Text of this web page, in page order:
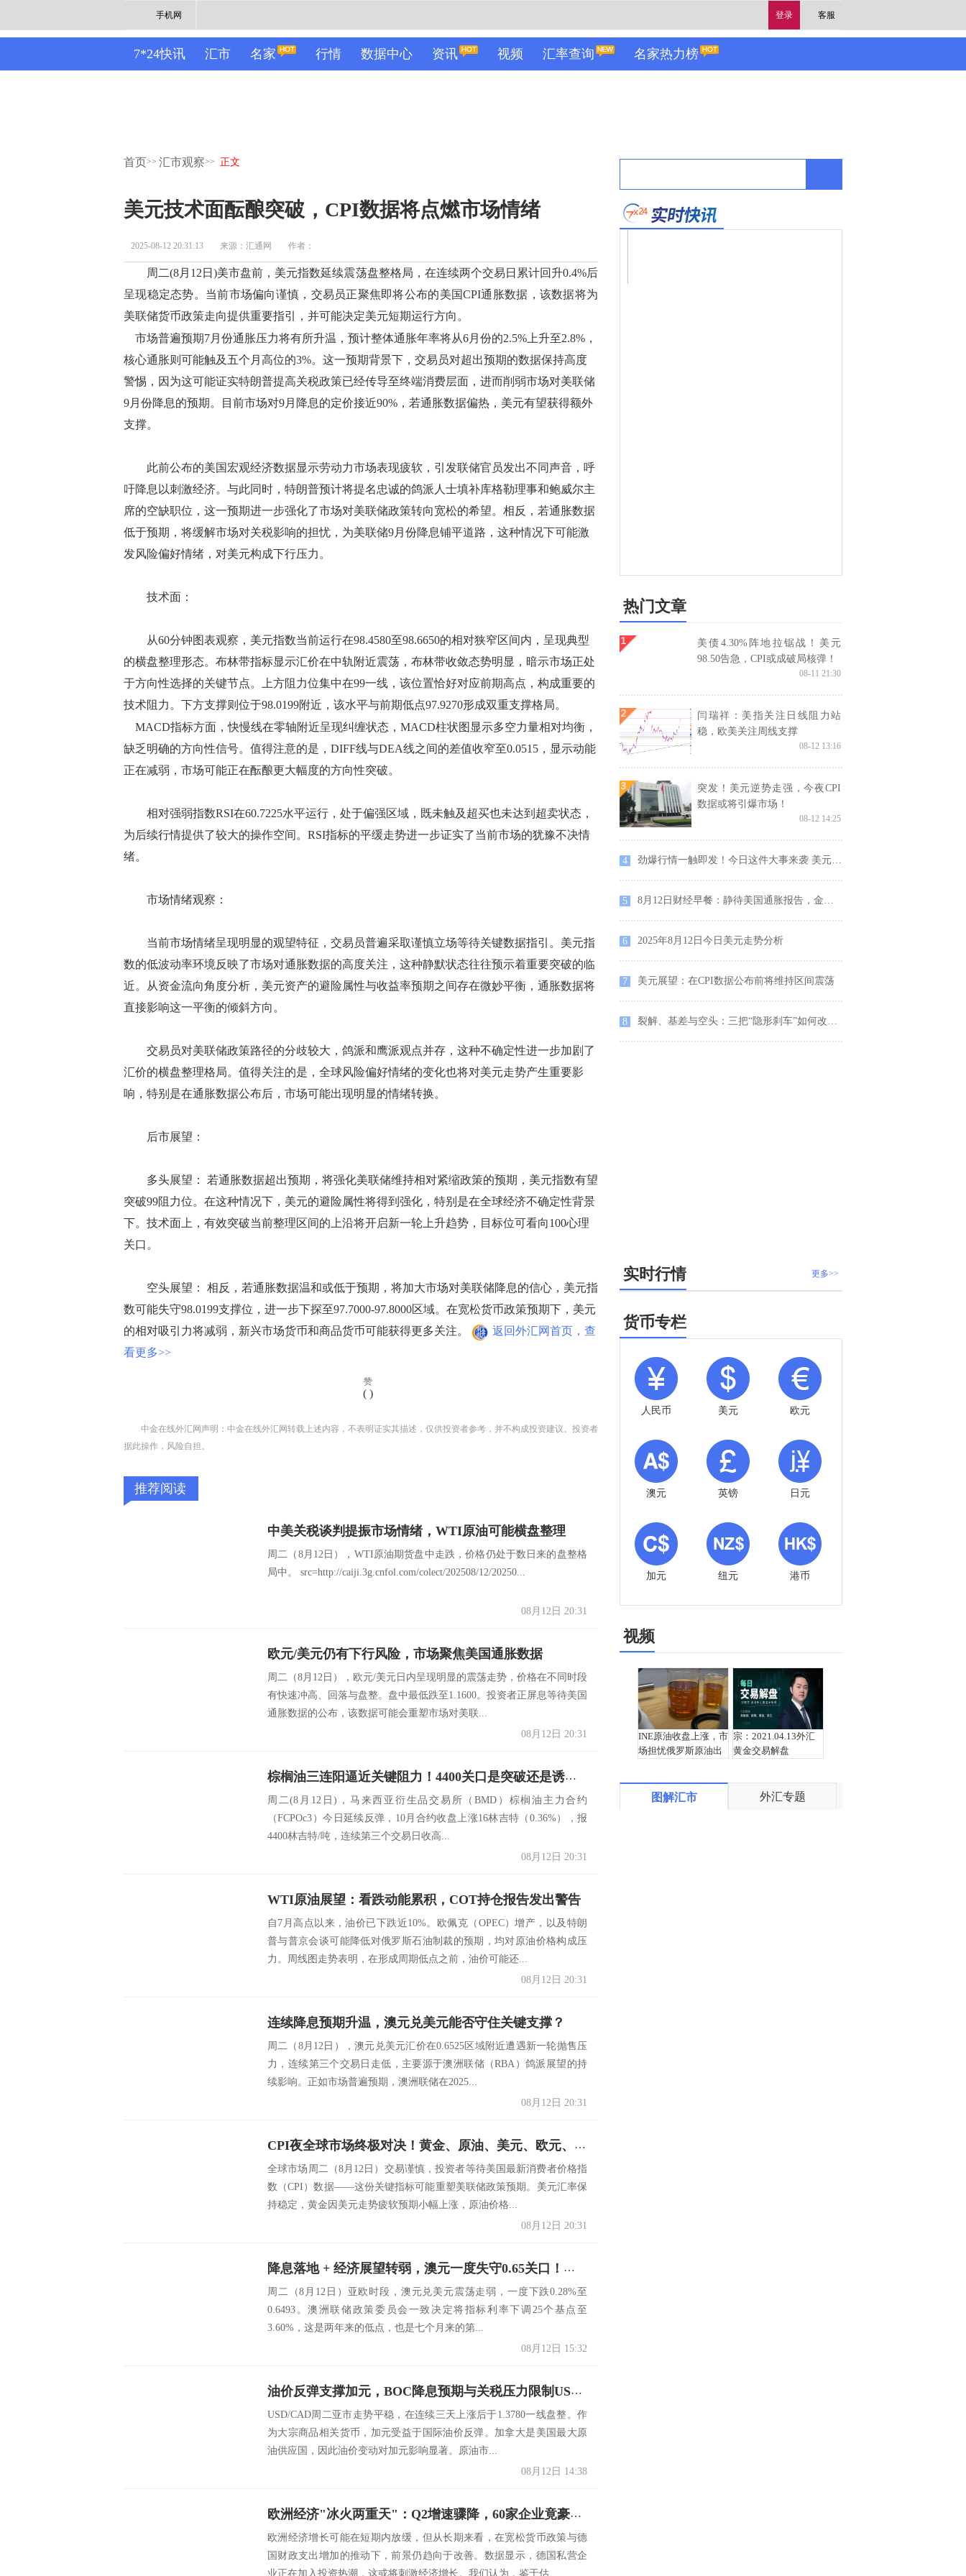
登录 客服
手机网
7*24快讯 汇市 名家 行情 数据中心 资讯 视频 汇率查询 名家热力榜
首页>> 汇市观察>> 正文
美元技术面酝酿突破，CPI数据将点燃市场情绪
2025-08-12 20:31:13 来源：汇通网 作者：
周二(8月12日)美市盘前，美元指数延续震荡盘整格局，在连续两个交易日累计回升0.4%后
呈现稳定态势。当前市场偏向谨慎，交易员正聚焦即将公布的美国CPI通胀数据，该数据将为
美联储货币政策走向提供重要指引，并可能决定美元短期运行方向。
市场普遍预期7月份通胀压力将有所升温，预计整体通胀年率将从6月份的2.5%上升至2.8%，
核心通胀则可能触及五个月高位的3%。这一预期背景下，交易员对超出预期的数据保持高度
警惕，因为这可能证实特朗普提高关税政策已经传导至终端消费层面，进而削弱市场对美联储
9月份降息的预期。目前市场对9月降息的定价接近90%，若通胀数据偏热，美元有望获得额外
支撑。
此前公布的美国宏观经济数据显示劳动力市场表现疲软，引发联储官员发出不同声音，呼
吁降息以刺激经济。与此同时，特朗普预计将提名忠诚的鸽派人士填补库格勒理事和鲍威尔主
席的空缺职位，这一预期进一步强化了市场对美联储政策转向宽松的希望。相反，若通胀数据
低于预期，将缓解市场对关税影响的担忧，为美联储9月份降息铺平道路，这种情况下可能激
发风险偏好情绪，对美元构成下行压力。
技术面：
从60分钟图表观察，美元指数当前运行在98.4580至98.6650的相对狭窄区间内，呈现典型
的横盘整理形态。布林带指标显示汇价在中轨附近震荡，布林带收敛态势明显，暗示市场正处
于方向性选择的关键节点。上方阻力位集中在99一线，该位置恰好对应前期高点，构成重要的
技术阻力。下方支撑则位于98.0199附近，该水平与前期低点97.9270形成双重支撑格局。
MACD指标方面，快慢线在零轴附近呈现纠缠状态，MACD柱状图显示多空力量相对均衡，
缺乏明确的方向性信号。值得注意的是，DIFF线与DEA线之间的差值收窄至0.0515，显示动能
正在减弱，市场可能正在酝酿更大幅度的方向性突破。
相对强弱指数RSI在60.7225水平运行，处于偏强区域，既未触及超买也未达到超卖状态，
为后续行情提供了较大的操作空间。RSI指标的平缓走势进一步证实了当前市场的犹豫不决情
绪。
市场情绪观察：
当前市场情绪呈现明显的观望特征，交易员普遍采取谨慎立场等待关键数据指引。美元指
数的低波动率环境反映了市场对通胀数据的高度关注，这种静默状态往往预示着重要突破的临
近。从资金流向角度分析，美元资产的避险属性与收益率预期之间存在微妙平衡，通胀数据将
直接影响这一平衡的倾斜方向。
交易员对美联储政策路径的分歧较大，鸽派和鹰派观点并存，这种不确定性进一步加剧了
汇价的横盘整理格局。值得关注的是，全球风险偏好情绪的变化也将对美元走势产生重要影
响，特别是在通胀数据公布后，市场可能出现明显的情绪转换。
后市展望：
多头展望： 若通胀数据超出预期，将强化美联储维持相对紧缩政策的预期，美元指数有望
突破99阻力位。在这种情况下，美元的避险属性将得到强化，特别是在全球经济不确定性背景
下。技术面上，有效突破当前整理区间的上沿将开启新一轮上升趋势，目标位可看向100心理
关口。
空头展望： 相反，若通胀数据温和或低于预期，将加大市场对美联储降息的信心，美元指
数可能失守98.0199支撑位，进一步下探至97.7000-97.8000区域。在宽松货币政策预期下，美元
的相对吸引力将减弱，新兴市场货币和商品货币可能获得更多关注。
返回外汇网首页，查
看更多>>
赞
( )
中金在线外汇网声明：中金在线外汇网转载上述内容，不表明证实其描述，仅供投资者参考，并不构成投资建议。投资者
据此操作，风险自担。
推荐阅读
中美关税谈判提振市场情绪，WTI原油可能横盘整理
周二（8月12日），WTI原油期货盘中走跌，价格仍处于数日来的盘整格
局中。 src=http://caiji.3g.cnfol.com/colect/202508/12/20250...
08月12日 20:31
欧元/美元仍有下行风险，市场聚焦美国通胀数据
周二（8月12日），欧元/美元日内呈现明显的震荡走势，价格在不同时段
有快速冲高、回落与盘整。盘中最低跌至1.1600。投资者正屏息等待美国
通胀数据的公布，该数据可能会重塑市场对美联...
08月12日 20:31
棕榈油三连阳逼近关键阻力！4400关口是突破还是诱多？
周二(8月12日)，马来西亚衍生品交易所（BMD）棕榈油主力合约
（FCPOc3）今日延续反弹，10月合约收盘上涨16林吉特（0.36%），报
4400林吉特/吨，连续第三个交易日收高...
08月12日 20:31
WTI原油展望：看跌动能累积，COT持仓报告发出警告
自7月高点以来，油价已下跌近10%。欧佩克（OPEC）增产，以及特朗
普与普京会谈可能降低对俄罗斯石油制裁的预期，均对原油价格构成压
力。周线图走势表明，在形成周期低点之前，油价可能还...
08月12日 20:31
连续降息预期升温，澳元兑美元能否守住关键支撑？
周二（8月12日），澳元兑美元汇价在0.6525区域附近遭遇新一轮抛售压
力，连续第三个交易日走低，主要源于澳洲联储（RBA）鸽派展望的持
续影响。正如市场普遍预期，澳洲联储在2025...
08月12日 20:31
CPI夜全球市场终极对决！黄金、原油、美元、欧元、澳元“生死线”全解析
全球市场周二（8月12日）交易谨慎，投资者等待美国最新消费者价格指
数（CPI）数据——这份关键指标可能重塑美联储政策预期。美元汇率保
持稳定，黄金因美元走势疲软预期小幅上涨，原油价格...
08月12日 20:31
降息落地 + 经济展望转弱，澳元一度失守0.65关口！美国 CPI 今夜来袭，能否改写汇率走向？
周二（8月12日）亚欧时段，澳元兑美元震荡走弱，一度下跌0.28%至
0.6493。澳洲联储政策委员会一致决定将指标利率下调25个基点至
3.60%，这是两年来的低点，也是七个月来的第...
08月12日 15:32
油价反弹支撑加元，BOC降息预期与关税压力限制USD/CAD涨势
USD/CAD周二亚市走势平稳，在连续三天上涨后于1.3780一线盘整。作
为大宗商品相关货币，加元受益于国际油价反弹。加拿大是美国最大原
油供应国，因此油价变动对加元影响显著。原油市...
08月12日 14:38
欧洲经济"冰火两重天"：Q2增速骤降，60家企业竟豪掷4.8万亿押注反转！
欧洲经济增长可能在短期内放缓，但从长期来看，在宽松货币政策与德
国财政支出增加的推动下，前景仍趋向于改善。数据显示，德国私营企
业正在加入投资热潮，这或将刺激经济增长。我们认为，鉴于估...
热门文章
美债4.30%阵地拉锯战！美元
98.50告急，CPI或成破局核弹！
08-11 21:30
闫瑞祥：美指关注日线阻力站
稳，欧美关注周线支撑
08-12 13:16
突发！美元逆势走强，今夜CPI
数据或将引爆市场！
08-12 14:25
4 劲爆行情一触即发！今日这件大事来袭 美元指数、日元、欧元、英镑、澳元和人民币技术前景分析
5 8月12日财经早餐：静待美国通胀报告，金价持稳于3350附近，特朗普提名下一任劳工统计局局长
6 2025年8月12日今日美元走势分析
7 美元展望：在CPI数据公布前将维持区间震荡
8 裂解、基差与空头：三把“隐形刹车”如何改写本周行情？
更多>>
实时行情
货币专栏
人民币 美元 欧元
澳元 英镑 日元
加元 纽元 港币
视频
INE原油收盘上涨，市
场担忧俄罗斯原油出
宗：2021.04.13外汇
黄金交易解盘
图解汇市 外汇专题